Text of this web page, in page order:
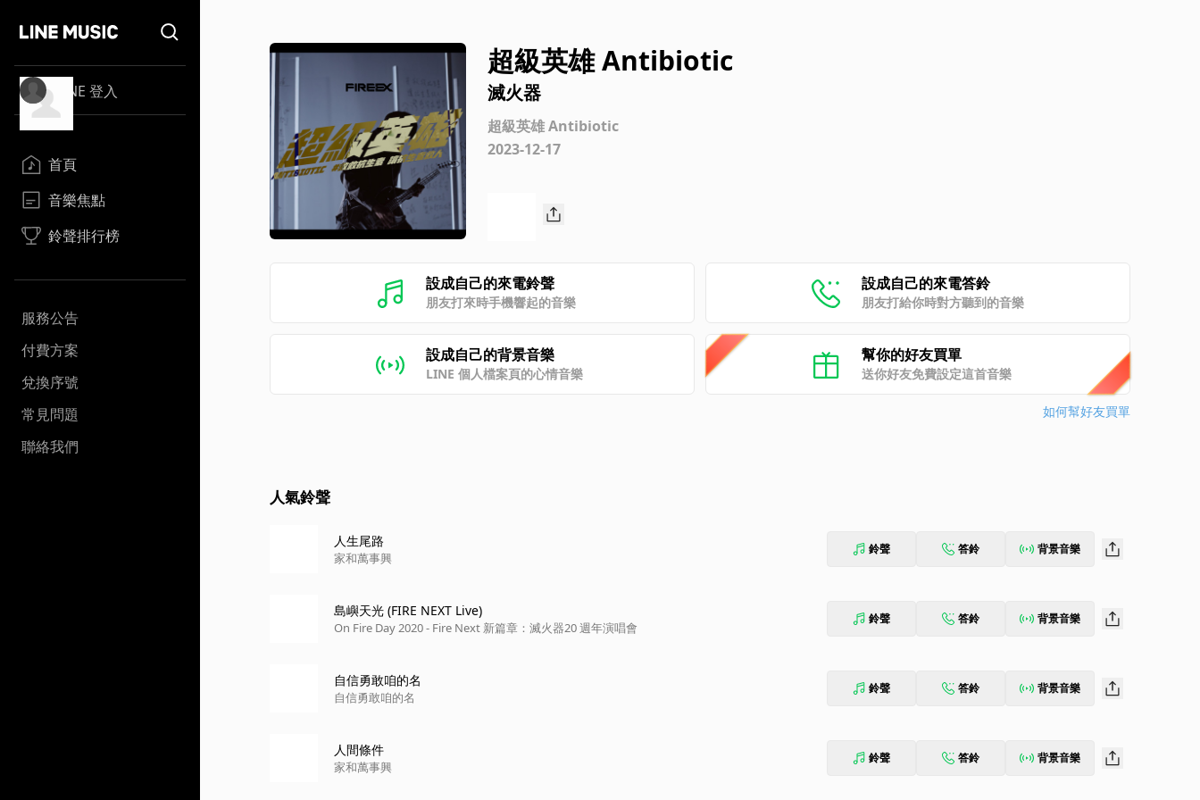
LINE 登入
首頁
音樂焦點
鈴聲排行榜
服務公告
付費方案
兌換序號
常見問題
聯絡我們
超級英雄 Antibiotic
滅火器
超級英雄 Antibiotic
2023-12-17
設成自己的來電鈴聲
朋友打來時手機響起的音樂
設成自己的來電答鈴
朋友打給你時對方聽到的音樂
設成自己的背景音樂
LINE 個人檔案頁的心情音樂
幫你的好友買單
送你好友免費設定這首音樂
如何幫好友買單
人氣鈴聲
人生尾路
家和萬事興
鈴聲 答鈴 背景音樂
島嶼天光 (FIRE NEXT Live)
On Fire Day 2020 - Fire Next 新篇章：滅火器20 週年演唱會
鈴聲 答鈴 背景音樂
自信勇敢咱的名
自信勇敢咱的名
鈴聲 答鈴 背景音樂
人間條件
家和萬事興
鈴聲 答鈴 背景音樂